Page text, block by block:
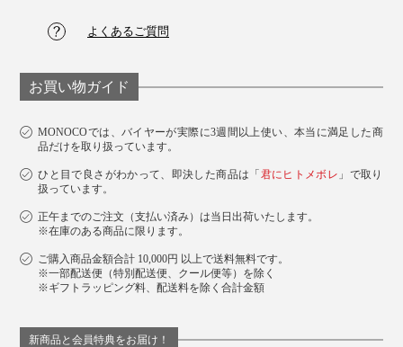
よくあるご質問
お買い物ガイド
MONOCOでは、バイヤーが実際に3週間以上使い、本当に満足した商
品だけを取り扱っています。
ひと目で良さがわかって、即決した商品は「君にヒトメボレ 」で取り
扱っています。
正午までのご注文（支払い済み）は当日出荷いたします。
※在庫のある商品に限ります。
ご購入商品金額合計 10,000円 以上で送料無料です。
※一部配送便（特別配送便、クール便等）を除く
※ギフトラッピング料、配送料を除く合計金額
新商品と会員特典をお届け！